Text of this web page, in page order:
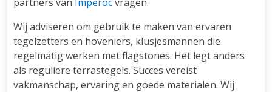
Wij adviseren om gebruik te maken van ervaren
tegelzetters en hoveniers, klusjesmannen die
regelmatig werken met flagstones. Het legt anders
als reguliere terrastegels. Succes vereist
vakmanschap, ervaring en goede materialen. Wij